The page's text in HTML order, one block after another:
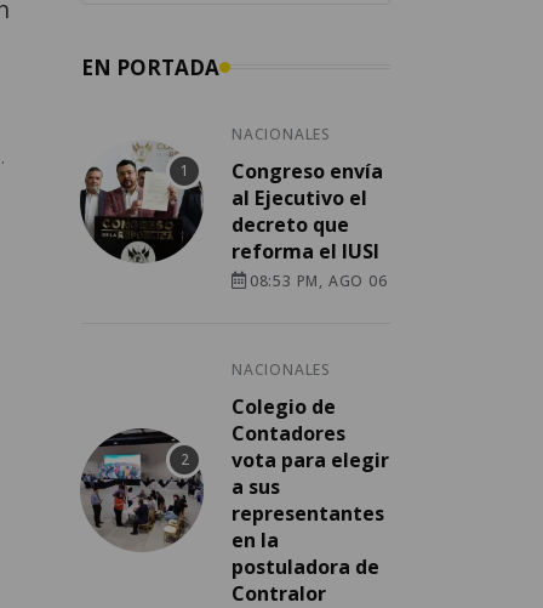
EN PORTADA
NACIONALES
Congreso envía
al Ejecutivo el
decreto que
reforma el IUSI
08:53 PM, AGO 06
NACIONALES
Colegio de
Contadores
vota para elegir
a sus
representantes
en la
postuladora de
Contralor